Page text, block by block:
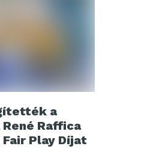
a
Raffica
Play Díjat